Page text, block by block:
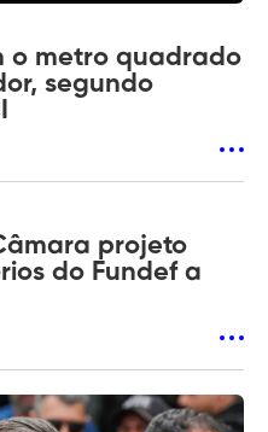
o metro quadrado
segundo
projeto
do Fundef a